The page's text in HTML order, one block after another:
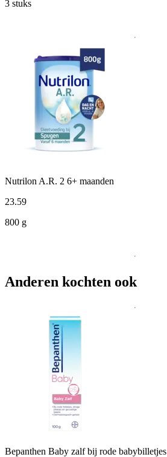
3 stuks
Nutrilon A.R. 2 6+ maanden
23.59
800 g
Anderen kochten ook
Bepanthen Baby zalf bij rode babybilletjes